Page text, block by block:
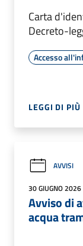
Carta
Decreto-
Accesso
LEGGI DI PIÙ
AVVISI
30 GIUGNO 2026
Avviso di
acqua